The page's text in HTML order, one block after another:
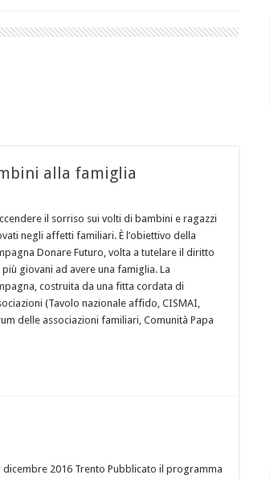
alla famiglia
il sorriso sui volti di bambini e ragazzi
negli affetti familiari. È l’obiettivo della
Donare Futuro, volta a tutelare il diritto
più giovani ad avere una famiglia. La
costruita da una fitta cordata di
(Tavolo nazionale affido, CISMAI,
delle associazioni familiari, Comunità Papa
dicembre 2016 Trento Pubblicato il programma